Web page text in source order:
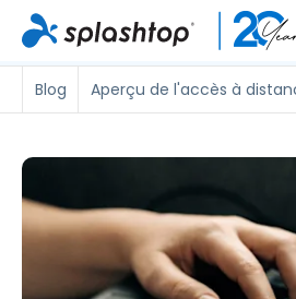
Blog Aperçu de l'accès à